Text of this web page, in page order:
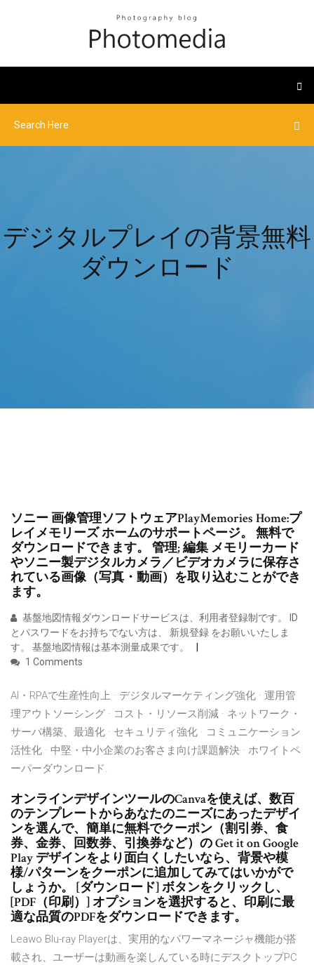
デジタルプレイの背景無料
ダウンロード
ソニー 画像管理ソフトウェアPlayMemories Home:プ
レイメモリーズ ホームのサポートページ。 無料で
ダウンロードできます。 管理; 編集 メモリーカード
やソニー製デジタルカメラ／ビデオカメラに保存さ
れている画像（写真・動画）を取り込むことができ
ます。
基盤地図情報ダウンロードサービスは、利用者登録制です。 ID
とパスワードをお持ちでない方は、 新規登録 をお願いいたしま
す。 基盤地図情報は基本測量成果です。
1 Comments
AI・RPAで生産性向上 · デジタルマーケティング強化 · 運用管
理アウトソーシング · コスト・リソース削減 · ネットワーク・
サーバ構築、最適化 · セキュリティ強化 · コミュニケーション
活性化 · 中堅・中小企業のお客さま向け課題解決 · ホワイトペ
ーパーダウンロード.
オンラインデザインツールのCanvaを使えば、数百
のテンプレートからあなたのニーズにあったデザイ
ンを選んで、簡単に無料でクーポン（割引券、食
券、金券、回数券、引換券など）の Get it on Google
Play デザインをより面白くしたいなら、背景や模
様/パターンをクーポンに追加してみてはいかがで
しょうか。 [ダウンロード] ボタンをクリックし、
[PDF（印刷）] オプションを選択すると、印刷に最
適な品質のPDFをダウンロードできます。
Leawo Blu-ray Playerは、実用的なパワーマネージャ機能が搭
載され、ユーザーは動画を楽しんている時にデスクトップPC